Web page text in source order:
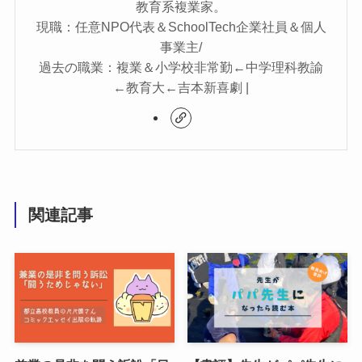
教育系複業家。
現職：任意NPO代表＆SchoolTech企業社員＆個人
事業主/
過去の職業：複業＆小学校非常勤←中学理科教諭
←教育大←吉本新喜劇 |
関連記事